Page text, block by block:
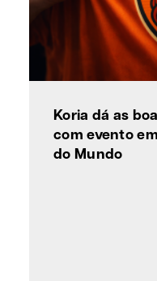
Koria dá as
com evento
do Mundo